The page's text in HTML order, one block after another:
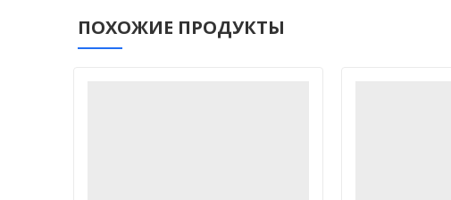
ПОХОЖИЕ ПРОДУКТЫ